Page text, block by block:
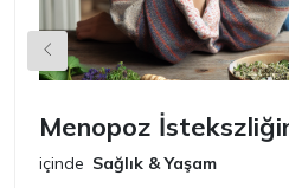
Menopoz
içinde Sağlık & Yaşam